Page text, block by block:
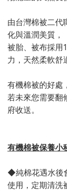
由台灣棉被二代
化與溫潤美質，
被胎、被布採用
力，天然柔軟舒
有機棉被的好處
若未來您需要翻
府收送。
有機棉被保養小
◆純棉花遇水後
使用，定期清洗